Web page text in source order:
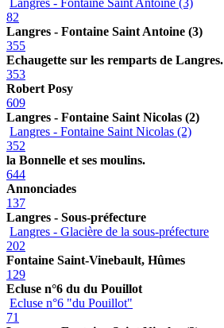
82
Langres - Fontaine Saint Antoine (3)
355
Echaugette sur les remparts de Langres.
353
Robert Posy
609
Langres - Fontaine Saint Nicolas (2)
Langres - Fontaine Saint Nicolas (2)
352
la Bonnelle et ses moulins.
644
Annonciades
137
Langres - Sous-préfecture
Langres - Glacière de la sous-préfecture
202
Fontaine Saint-Vinebault, Hûmes
129
Ecluse n°6 du du Pouillot
Ecluse n°6 "du Pouillot"
71